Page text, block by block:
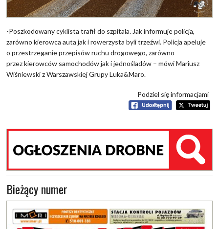
-Poszkodowany cyklista trafił do szpitala. Jak informuje policja,
zarówno kierowca auta jak i rowerzysta byli trzeźwi. Policja apeluje
o przestrzeganie przepisów ruchu drogowego, zarówno
przez kierowców samochodów jak i jednośladów – mówi Mariusz
Wiśniewski z Warszawskiej Grupy Luka&Maro.
Podziel się informacjami
Bieżący numer